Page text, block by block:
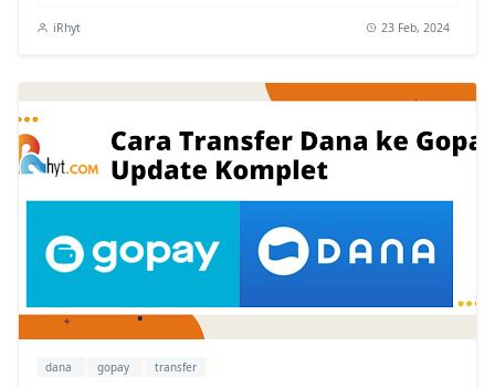
iRhyt 23 Feb, 2024
dana gopay transfer